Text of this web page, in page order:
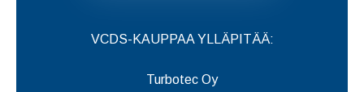
VCDS-KAUPPAA YLLÄPITÄÄ:
Turbotec Oy